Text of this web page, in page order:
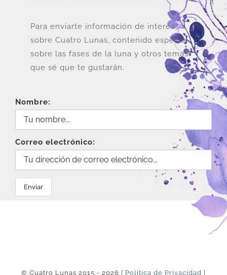
Para enviarte información de interés
sobre Cuatro Lunas, contenido especial
sobre las fases de la luna y otros temas
que sé que te gustarán.
Nombre:
Correo electrónico:
© Cuatro Lunas 2015 - 2026 | Política de Privacidad